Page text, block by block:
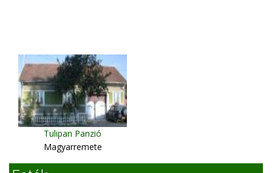
Tulipan Panzió
Magyarremete